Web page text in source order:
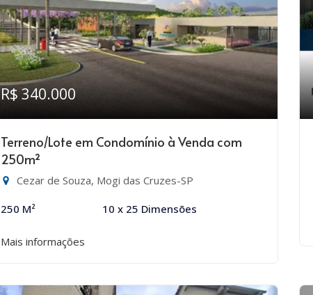
R$ 340.000
Terreno/Lote em Condomínio à Venda com
250m²
Cezar de Souza, Mogi das Cruzes-SP
250 M² 10 x 25 Dimensões
Mais informações